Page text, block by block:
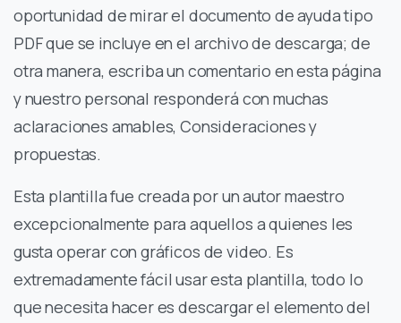
oportunidad de mirar el documento de ayuda tipo
PDF que se incluye en el archivo de descarga; de
otra manera, escriba un comentario en esta página
y nuestro personal responderá con muchas
aclaraciones amables, Consideraciones y
propuestas.
Esta plantilla fue creada por un autor maestro
excepcionalmente para aquellos a quienes les
gusta operar con gráficos de video. Es
extremadamente fácil usar esta plantilla, todo lo
que necesita hacer es descargar el elemento del